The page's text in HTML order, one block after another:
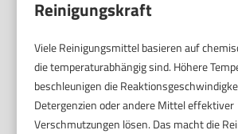
Reinigungskraft
Viele Reinigungsmittel basieren auf
die temperaturabhängig sind. Höhere
beschleunigen die
Detergenzien oder andere Mittel effektiver
Verschmutzungen lösen. Das macht die